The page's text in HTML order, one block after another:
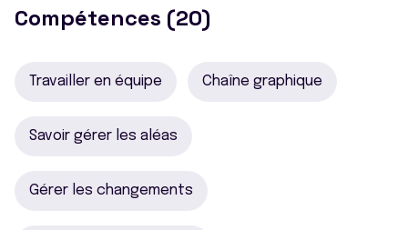
Compétences (20)
Travailler en équipe Chaîne graphique
Savoir gérer les aléas
Gérer les changements